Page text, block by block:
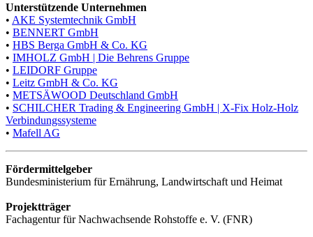
Unterstützende Unternehmen
• AKE Systemtechnik GmbH
• BENNERT GmbH
• HBS Berga GmbH & Co. KG
• IMHOLZ GmbH | Die Behrens Gruppe
• LEIDORF Gruppe
• Leitz GmbH & Co. KG
• METSÄWOOD Deutschland GmbH
• SCHILCHER Trading & Engineering GmbH | X-Fix Holz-Holz
Verbindungssysteme
• Mafell AG
Fördermittelgeber
Bundesministerium für Ernährung, Landwirtschaft und Heimat
Projektträger
Fachagentur für Nachwachsende Rohstoffe e. V. (FNR)